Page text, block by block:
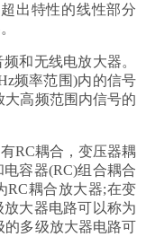
出特性的线性部分
和无线电放大器。
频率范围)内的信号
大高频范围内信号的
RC耦合，变压器耦
容器(RC)组合耦合
RC耦合放大器;在变
大器电路可以称为
的多级放大器电路可